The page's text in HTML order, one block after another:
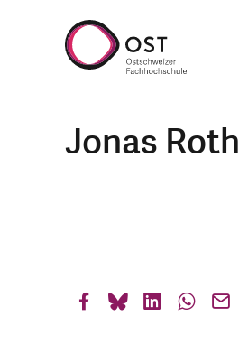
Jonas Roth